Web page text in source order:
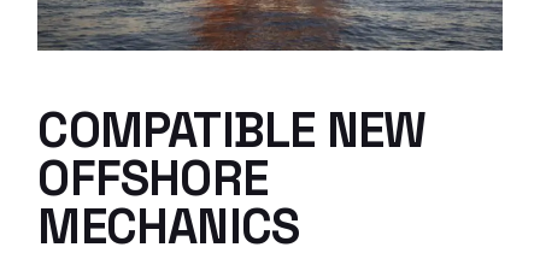
COMPATIBLE NEW
OFFSHORE
MECHANICS